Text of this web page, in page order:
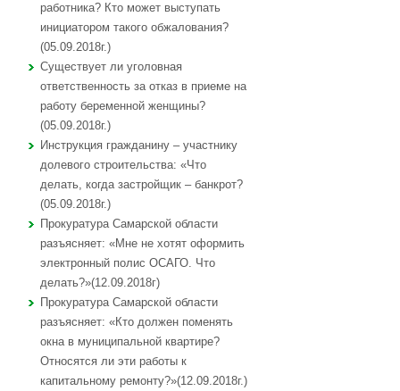
работника? Кто может выступать
инициатором такого обжалования?
(05.09.2018г.)
Существует ли уголовная
ответственность за отказ в приеме на
работу беременной женщины?
(05.09.2018г.)
Инструкция гражданину – участнику
долевого строительства: «Что
делать, когда застройщик – банкрот?
(05.09.2018г.)
Прокуратура Самарской области
разъясняет: «Мне не хотят оформить
электронный полис ОСАГО. Что
делать?»(12.09.2018г)
Прокуратура Самарской области
разъясняет: «Кто должен поменять
окна в муниципальной квартире?
Относятся ли эти работы к
капитальному ремонту?»(12.09.2018г.)